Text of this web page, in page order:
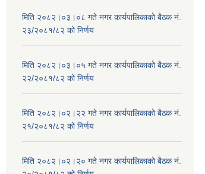
मिति २०८२।०३।०८ गते नगर कार्यपालिकाको बैठक नं.
२३/२०८१/८२ को निर्णय
मिति २०८२।०३।०५ गते नगर कार्यपालिकाको बैठक नं.
२२/२०८१/८२ को निर्णय
मिति २०८२।०२।२२ गते नगर कार्यपालिकाको बैठक नं.
२१/२०८१/८२ को निर्णय
मिति २०८२।०२।२० गते नगर कार्यपालिकाको बैठक नं.